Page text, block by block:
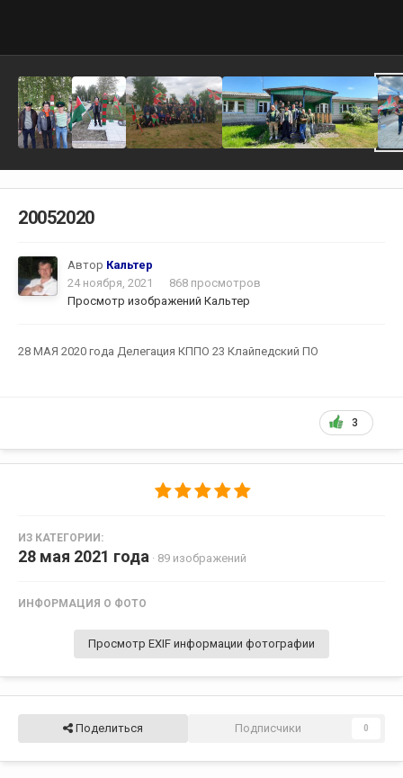
20052020
Автор Кальтер
24 ноября, 2021
868 просмотров
Просмотр изображений Кальтер
28 МАЯ 2020 года Делегация КППО 23 Клайпедский ПО
3
ИЗ КАТЕГОРИИ:
28 мая 2021 года · 89 изображений
ИНФОРМАЦИЯ О ФОТО
Просмотр EXIF информации фотографии
Поделиться Подписчики 0